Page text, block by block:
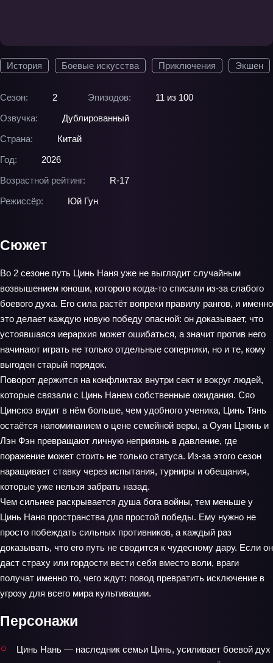
История Боевые искусства Приключения Экшен
Сезон: 2 Эпизодов:
11 из 100
Озвучка:
Дублированный
Страна:
Китай
Год:
2026
Возрастной рейтинг:
R-17
Режиссёр:
Юй Гун
Сюжет
Во 2 сезоне путь Цинь Наня уже не выглядит случайным
возвышением юноши, которого когда-то списали из-за слабого
боевого духа. Его сила растёт вопреки правилу рангов, и именно
это делает каждую новую победу опасной: он доказывает, что
устоявшаяся иерархия может ошибаться, а значит против него
начинают играть не только отдельные соперники, но и те, кому
выгоден старый порядок.
Поворот держится на конфликтах внутри сект и вокруг людей,
которые связали с Цинь Нанем собственные ожидания. Сяо
Цинсюэ видит в нём больше, чем удобного ученика, Цинь Тянь
остаётся напоминанием о цене семейной веры, а Оуян Цзюнь и
Лэн Фэн превращают личную неприязнь в давление, где
поражение может стоить не только статуса. Из-за этого сезон
наращивает ставку через испытания, турниры и обещания,
которые уже нельзя забрать назад.
Чем сильнее раскрывается душа бога войны, тем меньше у
Цинь Наня пространства для простой победы. Ему нужно не
просто побеждать сильных противников, а каждый раз
доказывать, что его путь не сводится к чудесному дару. Если он
даст страху или гордости вести себя вместо воли, враги
получат именно то, чего ждут: повод превратить исключение в
угрозу для всего мира культивации.
Персонажи
Цинь Нань — наследник семьи Цинь, усиливает боевой дух